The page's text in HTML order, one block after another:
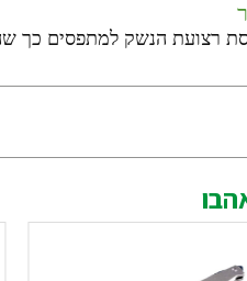
רצועת הנשק למתפסים כך